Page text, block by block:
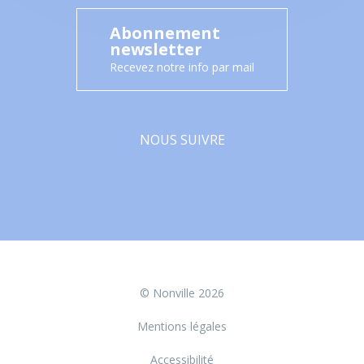
Abonnement
newsletter
Recevez notre info par mail
NOUS SUIVRE
© Nonville 2026
Mentions légales
Accessibilité